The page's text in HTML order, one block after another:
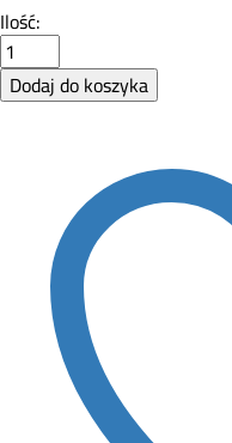
Chłodnica
wody
John
Deere
Ilość:
Dodaj do koszyka